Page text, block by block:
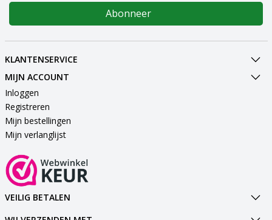
Abonneer
KLANTENSERVICE
MIJN ACCOUNT
Inloggen
Registreren
Mijn bestellingen
Mijn verlanglijst
VEILIG BETALEN